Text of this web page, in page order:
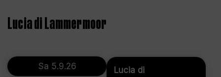
Lucia di Lammermoor
Sa 5.9.26
Lucia di